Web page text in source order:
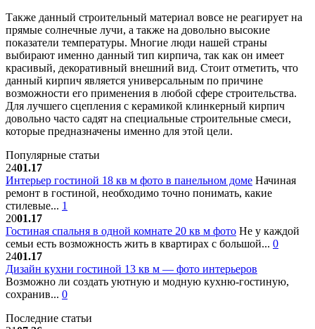
Также данный строительный материал вовсе не реагирует на
прямые солнечные лучи, а также на довольно высокие
показатели температуры. Многие люди нашей страны
выбирают именно данный тип кирпича, так как он имеет
красивый, декоративный внешний вид. Стоит отметить, что
данный кирпич является универсальным по причине
возможности его применения в любой сфере строительства.
Для лучшего сцепления с керамикой клинкерный кирпич
довольно часто садят на специальные строительные смеси,
которые предназначены именно для этой цели.
Популярные статьи
2401.17
Интерьер гостиной 18 кв м фото в панельном доме Начиная
ремонт в гостиной, необходимо точно понимать, какие
стилевые... 1
2001.17
Гостиная спальня в одной комнате 20 кв м фото Не у каждой
семьи есть возможность жить в квартирах с большой... 0
2401.17
Дизайн кухни гостиной 13 кв м — фото интерьеров
Возможно ли создать уютную и модную кухню-гостиную,
сохранив... 0
Последние статьи